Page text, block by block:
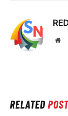
RELATED